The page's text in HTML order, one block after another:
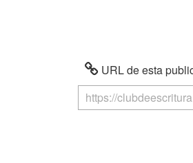
URL de esta